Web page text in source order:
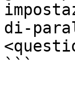
di-
```